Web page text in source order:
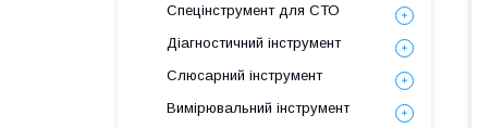
Спецінструмент для СТО
Діагностичний інструмент
Слюсарний інструмент
Вимірювальний інструмент